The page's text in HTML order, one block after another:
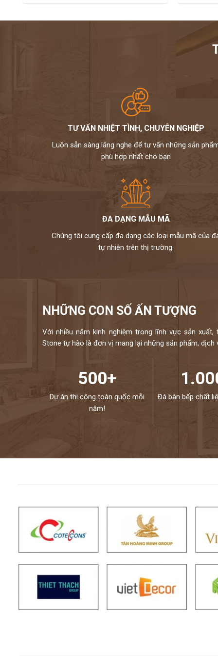
TƯ VẤN NHIỆT TÌNH, CHUYÊN NGHIỆP
Luôn sẵn sàng lắng nghe để tư vấn những sản
phù hợp nhất cho bạn
ĐA DẠNG MẪU MÃ
Chúng tôi cung cấp đa dạng các loại mẫu mã của
tự nhiên trên thị trường.
NHỮNG CON SỐ ẤN TƯỢNG
Với nhiều năm kinh nghiệm trong lĩnh vực sản
Stone tự hào là đơn vị mang lại những sản phẩm,
500+
Dự án thi công toàn quốc mỗi
năm!
Đá bàn bếp chất